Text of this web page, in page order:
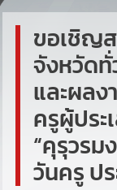
ขอเชิญ
จังหวัดทั่
และผลง
ครูผู้ปร
“คุรุวรม
วันครู ป